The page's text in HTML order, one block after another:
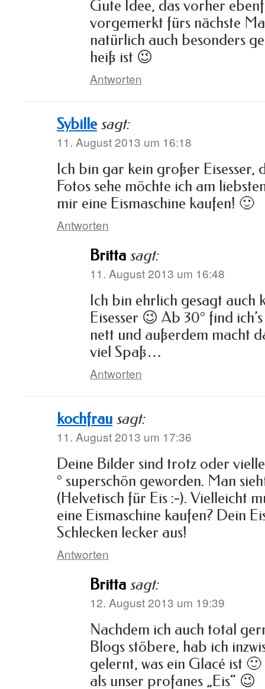
Gute Idee, das vorher
vorgemerkt fürs nächste
natürlich auch besonders
heiß ist 😉
Antworten
Sybille sagt:
11. August 2013 um 16:18
Ich bin gar kein großer Eisesser,
Fotos sehe möchte ich am
mir eine Eismaschine kaufen! 🙂
Antworten
Britta sagt:
11. August 2013 um 16:48
Ich bin ehrlich gesagt auch
Eisesser 😉 Ab 30° find
nett und außerdem macht
viel Spaß…
Antworten
kochfrau sagt:
11. August 2013 um 17:36
Deine Bilder sind trotz oder
° superschön geworden. Man
(Helvetisch für Eis :-). Vielleicht
eine Eismaschine kaufen? Dein
Schlecken lecker aus!
Antworten
Britta sagt:
12. August 2013 um 19:39
Nachdem ich auch total
Blogs stöbere, hab ich
gelernt, was ein Glacé ist
als unser profanes „Eis“ 😉